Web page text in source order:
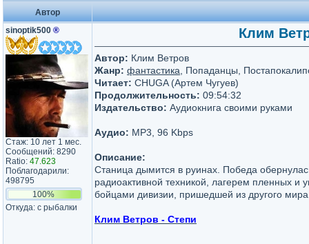
Автор
sinoptik500 ®
Стаж: 10 лет 1 мес.
Сообщений: 8290
Ratio: 47.623
Поблагодарили:
498795
100%
Откуда: с рыбалки
Клим
Автор: Клим Ветров
Жанр: фантастика , Попаданцы,
Читает: CHUGA (Артем Чугуев)
Продолжительность: 09:54:32
Издательство: Аудиокнига своими руками
Аудио: MP3, 96 Kbps
Описание:
Станица дымится в руинах. Победа
радиоактивной техникой, лагерем пленных
бойцами дивизии, пришедшей из другого
Клим Ветров - Степи